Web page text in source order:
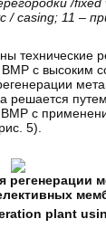
/ casing; 11 –
технические
ВМР с высоким
решается путем
ВМР с
5).
регенерации
plant